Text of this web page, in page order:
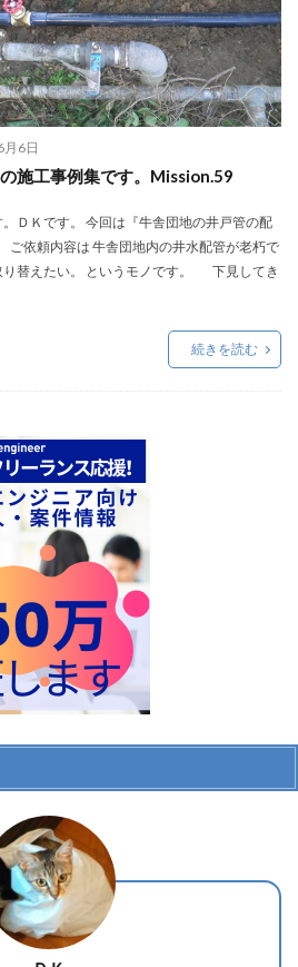
6日
施工事例集です。Mission.59
ＤＫです。 今回は『牛舎団地の井戸管の配
依頼内容は 牛舎団地内の井水配管が老朽で
り替えたい。 というモノです。 下見してき
続きを読む